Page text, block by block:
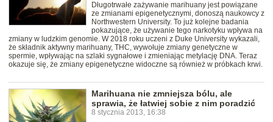
Długotrwałe zażywanie marihuany jest powiązane
ze zmianami epigenetycznymi, donoszą naukowcy z
Northwestern University. To już kolejne badania
pokazujące, że używanie tego narkotyku wpływa na
zmiany w ludzkim genomie. W 2018 roku uczeni z Duke University wykazali,
że składnik aktywny marihuany, THC, wywołuje zmiany genetyczne w
spermie, wpływając na szlaki sygnałowe i zmieniając metylację DNA. Teraz
okazuje się, że zmiany epigenetyczne widoczne są również w próbkach krwi.
Marihuana nie zmniejsza bólu, ale
sprawia, że łatwiej sobie z nim poradzić
8 stycznia 2013, 16:38